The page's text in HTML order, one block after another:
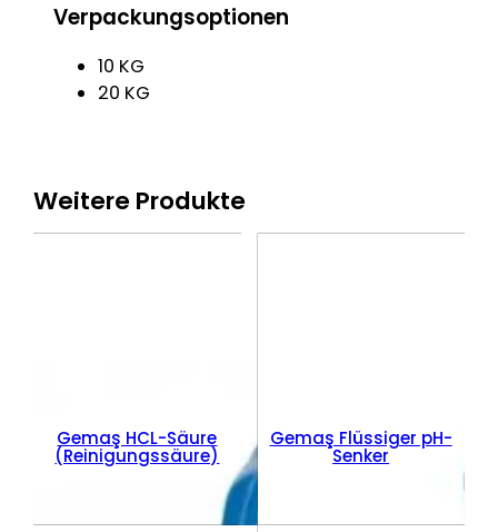
Verpackungsoptionen
10 KG
20 KG
Weitere Produkte
Gemaş HCL-Säure
(Reinigungssäure)
Gemaş Flüssiger pH-
Senker